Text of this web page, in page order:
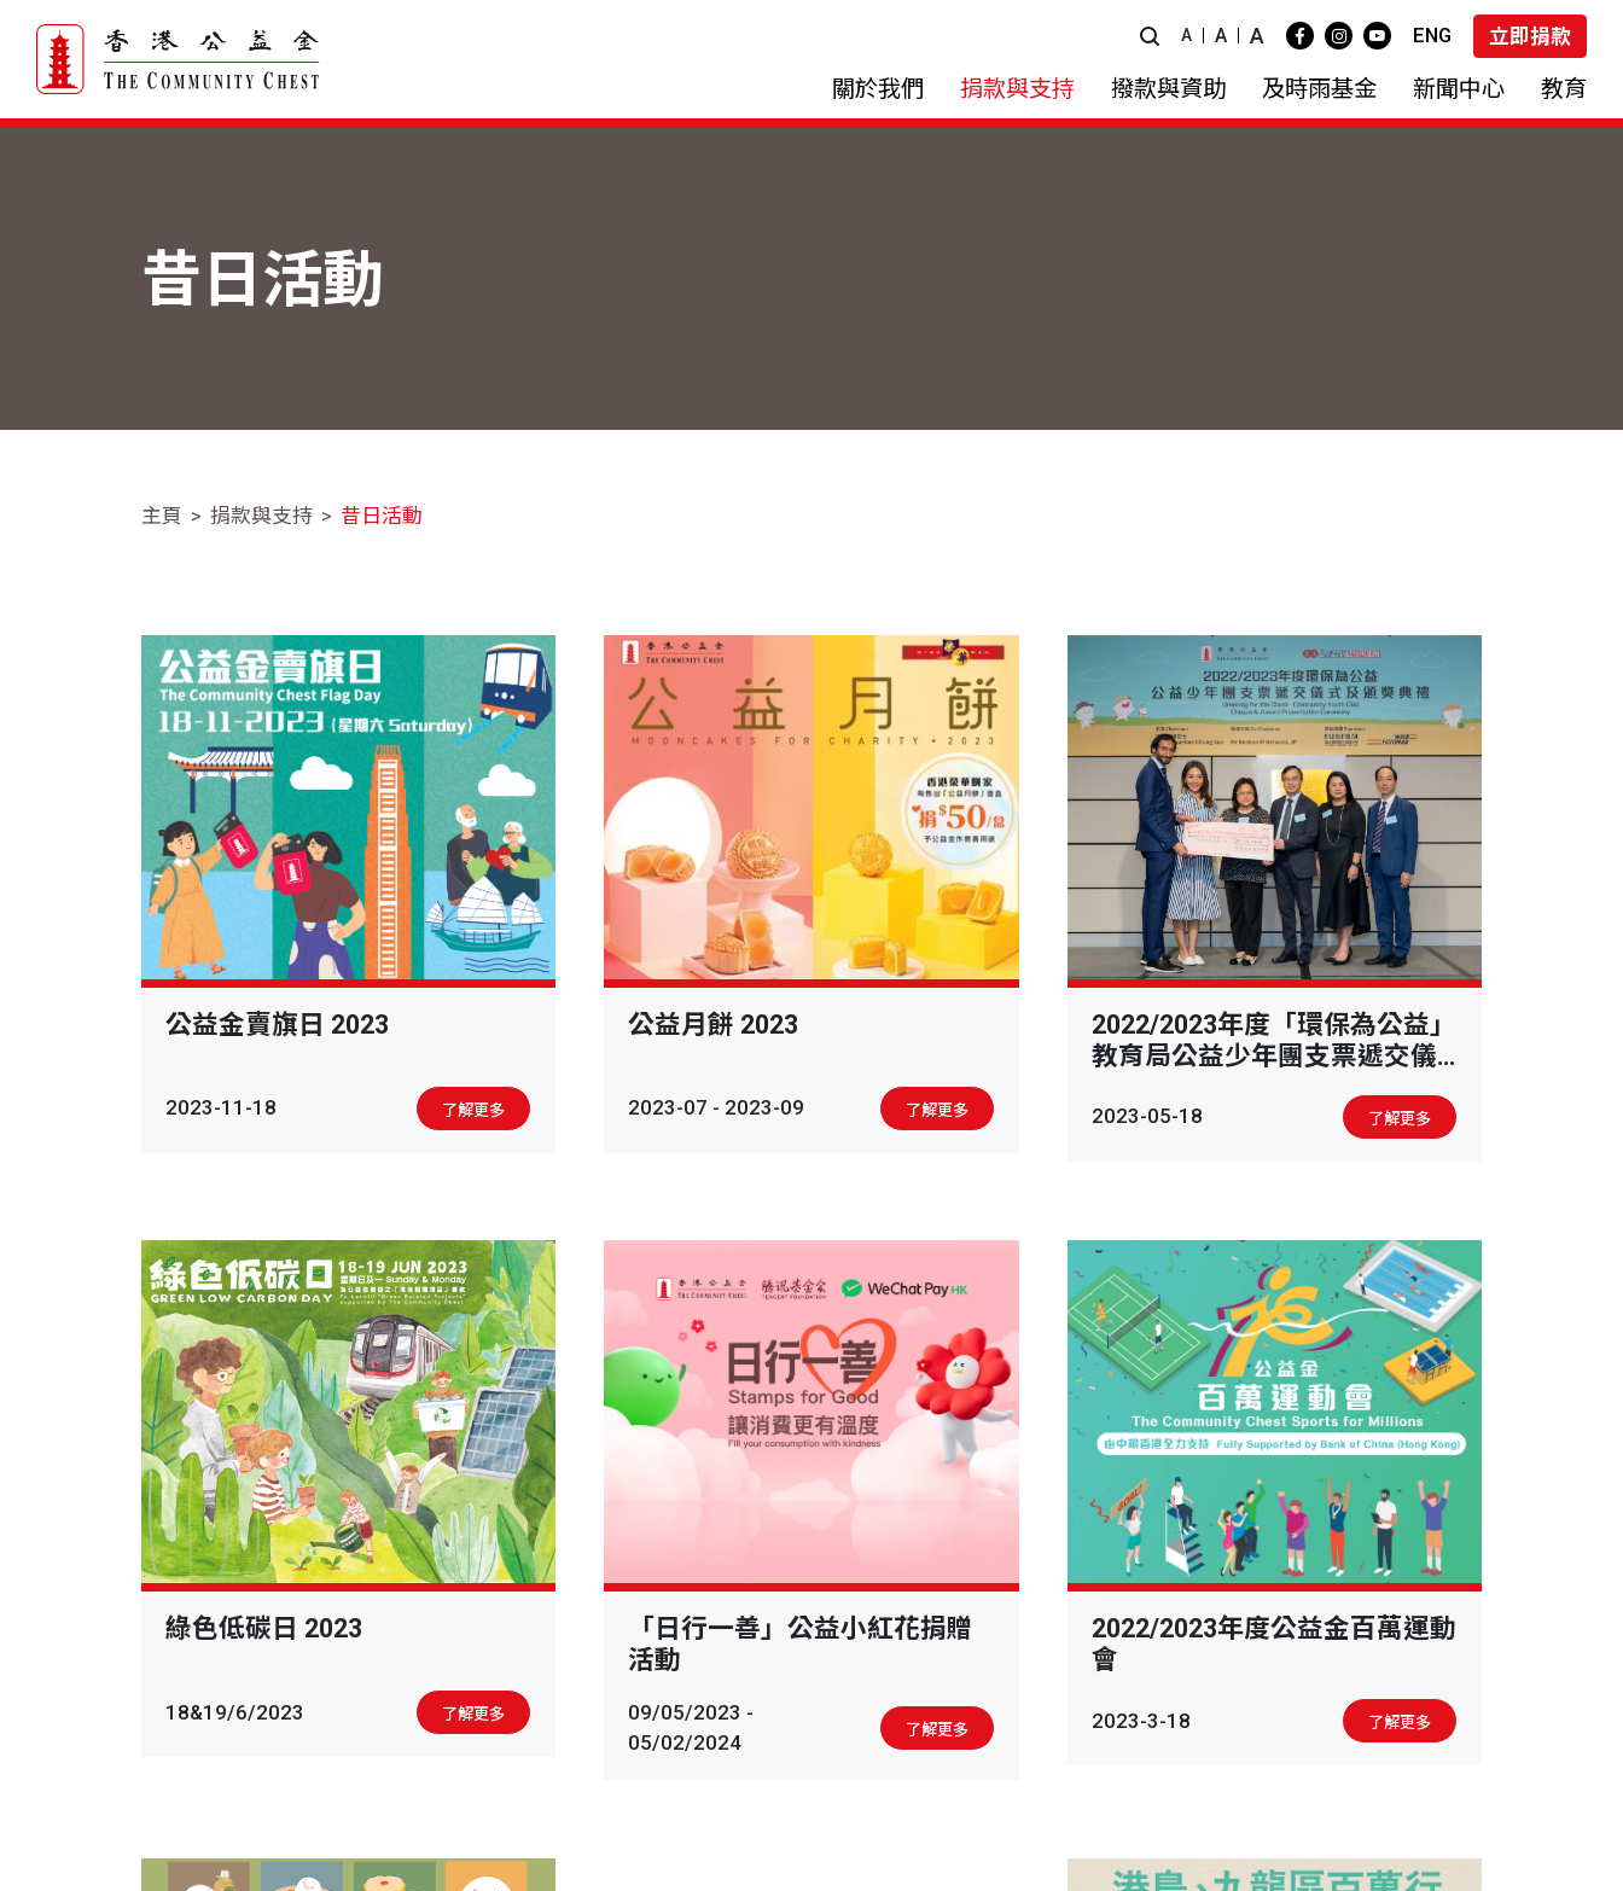
A A A ENG 立即捐款
關於我們 捐款與支持 撥款與資助 及時雨基金 新聞中心 教育
昔日活動
主頁 捐款與支持 昔日活動
公益金賣旗日 2023
2023-11-18 了解更多
公益月餅 2023
2023-07 - 2023-09 了解更多
2022/2023年度「環保為公益」
教育局公益少年團支票遞交儀
2023-05-18 了解更多
綠色低碳日 2023
18&19/6/2023 了解更多
「日行一善」公益小紅花捐贈
活動
09/05/2023 -
05/02/2024
了解更多
2022/2023年度公益金百萬運動
會
2023-3-18 了解更多